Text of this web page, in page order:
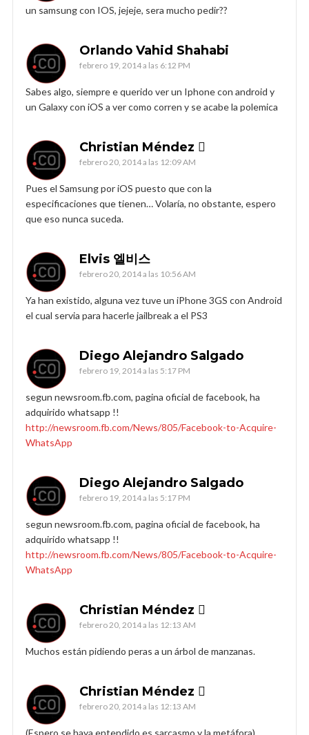
un samsung con IOS, jejeje, sera mucho pedir??
Orlando Vahid Shahabi
febrero 19, 2014 a las 6:12 PM
Sabes algo, siempre e querido ver un Iphone con android y
un Galaxy con iOS a ver como corren y se acabe la polemica
Christian Méndez 
febrero 20, 2014 a las 12:09 AM
Pues el Samsung por iOS puesto que con la
especificaciones que tienen… Volaría, no obstante, espero
que eso nunca suceda.
Elvis 엘비스
febrero 20, 2014 a las 10:56 AM
Ya han existido, alguna vez tuve un iPhone 3GS con Android
el cual servia para hacerle jailbreak a el PS3
Diego Alejandro Salgado
febrero 19, 2014 a las 5:17 PM
segun newsroom.fb.com, pagina oficial de facebook, ha
adquirido whatsapp !!
http://newsroom.fb.com/News/805/Facebook-to-Acquire-
WhatsApp
Diego Alejandro Salgado
febrero 19, 2014 a las 5:17 PM
segun newsroom.fb.com, pagina oficial de facebook, ha
adquirido whatsapp !!
http://newsroom.fb.com/News/805/Facebook-to-Acquire-
WhatsApp
Christian Méndez 
febrero 20, 2014 a las 12:13 AM
Muchos están pidiendo peras a un árbol de manzanas.
Christian Méndez 
febrero 20, 2014 a las 12:13 AM
(Espero se haya entendido es sarcasmo y la metáfora)